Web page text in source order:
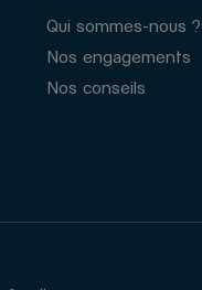
Qui sommes-nous ?
Nos engagements
Nos conseils